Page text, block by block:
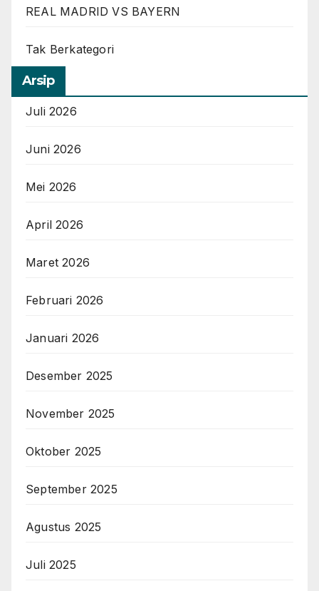
REAL MADRID VS BAYERN
Tak Berkategori
Arsip
Juli 2026
Juni 2026
Mei 2026
April 2026
Maret 2026
Februari 2026
Januari 2026
Desember 2025
November 2025
Oktober 2025
September 2025
Agustus 2025
Juli 2025